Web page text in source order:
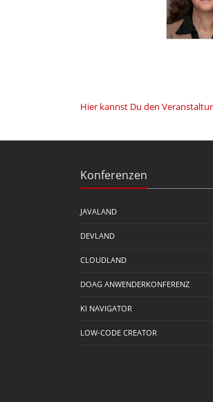
Hier kannst Du den
Konferenzen
JAVALAND
DEVLAND
CLOUDLAND
DOAG ANWENDERKONFERENZ
KI NAVIGATOR
LOW-CODE CREATOR